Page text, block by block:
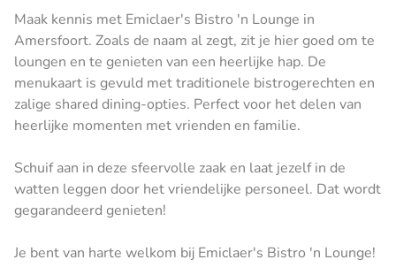
Maak kennis met Emiclaer's Bistro 'n Lounge in
Amersfoort. Zoals de naam al zegt, zit je hier goed om te
loungen en te genieten van een heerlijke hap. De
menukaart is gevuld met traditionele bistrogerechten en
zalige shared dining-opties. Perfect voor het delen van
heerlijke momenten met vrienden en familie.
Schuif aan in deze sfeervolle zaak en laat jezelf in de
watten leggen door het vriendelijke personeel. Dat wordt
gegarandeerd genieten!
Je bent van harte welkom bij Emiclaer's Bistro 'n Lounge!